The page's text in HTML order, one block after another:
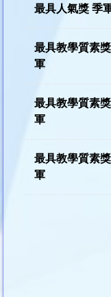
最具人氣獎 季
最具教學質素
軍
最具教學質素
軍
最具教學質素
軍